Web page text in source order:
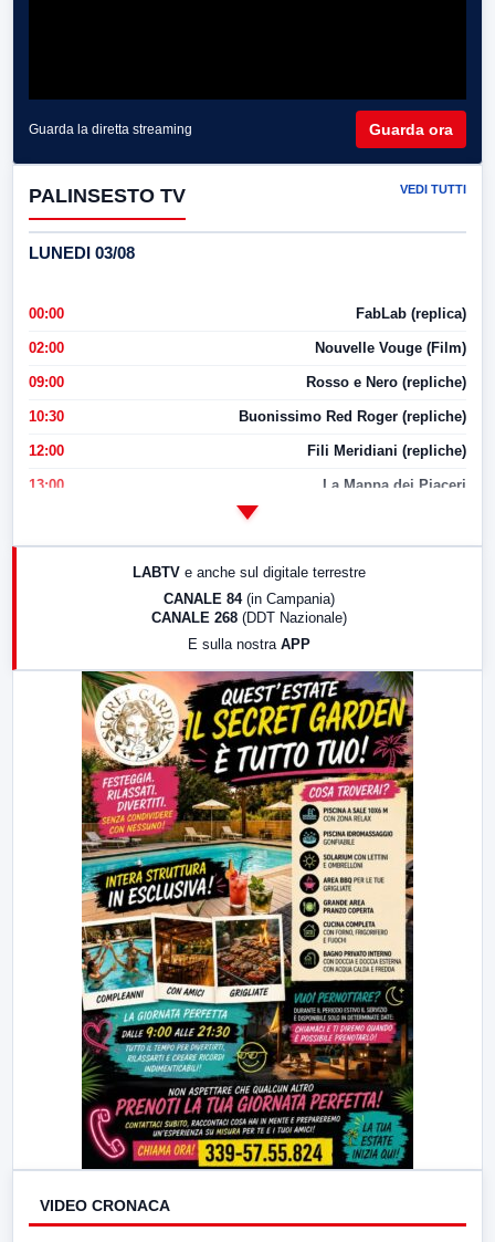
Guarda la diretta streaming Guarda ora
PALINSESTO TV VEDI TUTTI
LUNEDI 03/08
00:00 FabLab (replica)
02:00 Nouvelle Vouge (Film)
09:00 Rosso e Nero (repliche)
10:30 Buonissimo Red Roger (repliche)
12:00 Fili Meridiani (repliche)
13:00 La Mappa dei Piaceri
17:00 LabNews (replica)
LabNews (replica)
LABTV e anche sul digitale terrestre
CANALE 84 (in Campania)
CANALE 268 (DDT Nazionale)
E sulla nostra APP
VIDEO CRONACA